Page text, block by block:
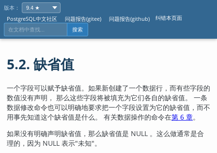
版本：
PostgreSQL中文社区
问题报告(gitee) 问题报告(github) 纠错本页面
搜索
5.2. 缺省值
一个字段可以赋予缺省值。如果新创建了一个数据行，而有些字段的
数值没有声明， 那么这些字段将被填充为它们各自的缺省值。 一条
数据修改命令也可以明确地要求把一个字段设置为它的缺省值，而不
用事先知道这个缺省值是什么。 有关数据操作的命令在第 6 章。
如果没有明确声明缺省值，那么缺省值是 NULL 。这么做通常是合
理的，因为 NULL 表示"未知"。